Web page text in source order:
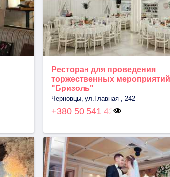
Ресторан для проведения
торжественных мероприятий
"Бризоль"
Черновцы, ул.Главная , 242
+380 50 541 42